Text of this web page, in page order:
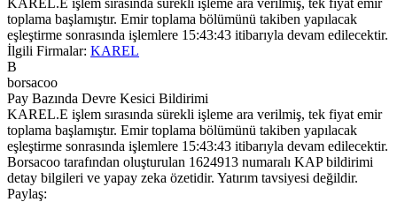
KAREL.E işlem sırasında sürekli işleme ara verilmiş, tek fiyat emir
toplama başlamıştır. Emir toplama bölümünü takiben yapılacak
eşleştirme sonrasında işlemlere 15:43:43 itibarıyla devam edilecektir.
İlgili Firmalar: KAREL
B
borsacoo
Pay Bazında Devre Kesici Bildirimi
KAREL.E işlem sırasında sürekli işleme ara verilmiş, tek fiyat emir
toplama başlamıştır. Emir toplama bölümünü takiben yapılacak
eşleştirme sonrasında işlemlere 15:43:43 itibarıyla devam edilecektir.
Borsacoo tarafından oluşturulan 1624913 numaralı KAP bildirimi
detay bilgileri ve yapay zeka özetidir. Yatırım tavsiyesi değildir.
Paylaş: